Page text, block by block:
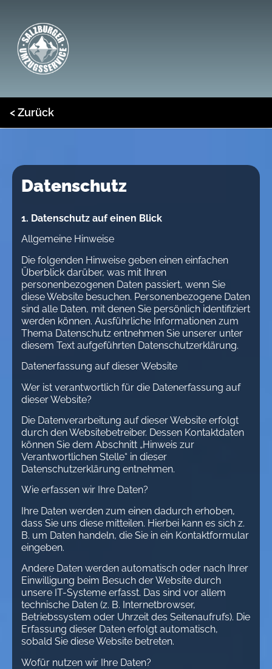
< Zurück
Datenschutz
1. Datenschutz auf einen Blick
Allgemeine Hinweise
Die folgenden Hinweise geben einen einfachen
Überblick darüber, was mit Ihren
personenbezogenen Daten passiert, wenn Sie
diese Website besuchen. Personenbezogene Daten
sind alle Daten, mit denen Sie persönlich identifiziert
werden können. Ausführliche Informationen zum
Thema Datenschutz entnehmen Sie unserer unter
diesem Text aufgeführten Datenschutzerklärung.
Datenerfassung auf dieser Website
Wer ist verantwortlich für die Datenerfassung auf
dieser Website?
Die Datenverarbeitung auf dieser Website erfolgt
durch den Websitebetreiber. Dessen Kontaktdaten
können Sie dem Abschnitt „Hinweis zur
Verantwortlichen Stelle“ in dieser
Datenschutzerklärung entnehmen.
Wie erfassen wir Ihre Daten?
Ihre Daten werden zum einen dadurch erhoben,
dass Sie uns diese mitteilen. Hierbei kann es sich z.
B. um Daten handeln, die Sie in ein Kontaktformular
eingeben.
Andere Daten werden automatisch oder nach Ihrer
Einwilligung beim Besuch der Website durch
unsere IT-Systeme erfasst. Das sind vor allem
technische Daten (z. B. Internetbrowser,
Betriebssystem oder Uhrzeit des Seitenaufrufs). Die
Erfassung dieser Daten erfolgt automatisch,
sobald Sie diese Website betreten.
Wofür nutzen wir Ihre Daten?